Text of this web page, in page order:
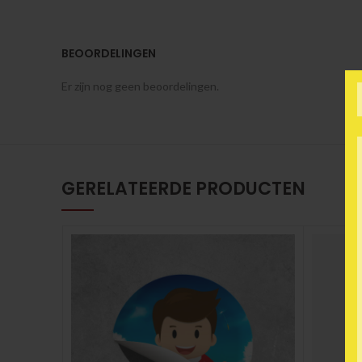
BEOORDELINGEN
Er zijn nog geen beoordelingen.
GERELATEERDE PRODUCTEN